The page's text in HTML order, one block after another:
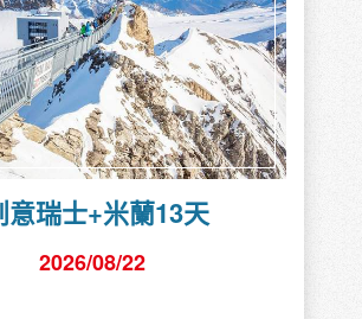
意瑞士+米蘭13天
2026/08/22